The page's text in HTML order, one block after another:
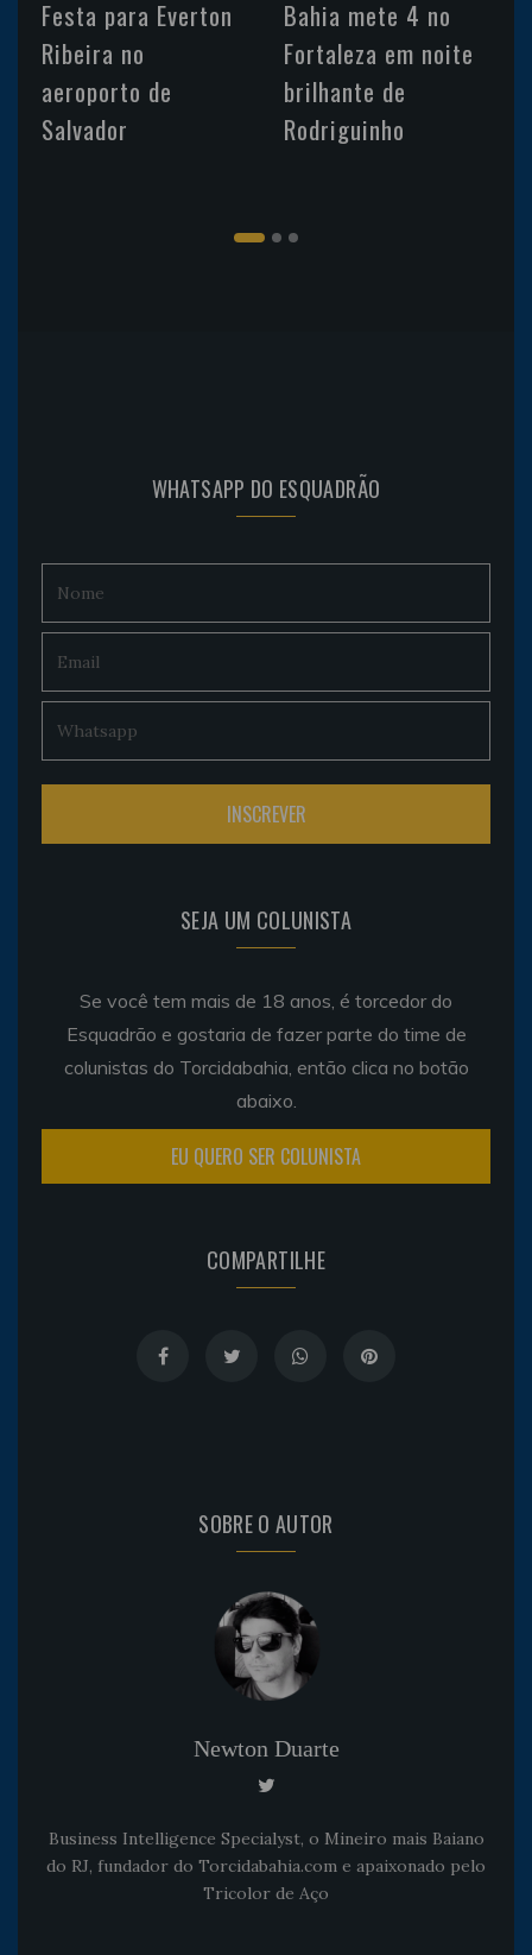
Festa para Everton
Ribeira no
aeroporto de
Salvador
Bahia mete 4 no
Fortaleza em noite
brilhante de
Rodriguinho
WHATSAPP DO ESQUADRÃO
SEJA UM COLUNISTA
Se você tem mais de 18 anos, é torcedor do
Esquadrão e gostaria de fazer parte do time de
colunistas do Torcidabahia, então clica no botão
abaixo.
EU QUERO SER COLUNISTA
COMPARTILHE
SOBRE O AUTOR
Newton Duarte
Business Intelligence Specialyst, o Mineiro mais Baiano
do RJ, fundador do Torcidabahia.com e apaixonado pelo
Tricolor de Aço